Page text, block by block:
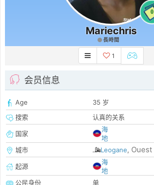
0
Mariechris
長時間
1
会员信息
Age
35 岁
搜索
认真的关系
国家
海
地
城市
Leogane, Ouest
起源
海
地
公民身份
单